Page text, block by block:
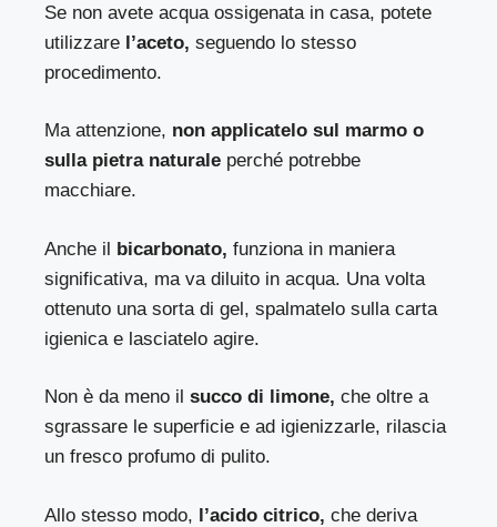
Se non avete acqua ossigenata in casa, potete
utilizzare l’aceto, seguendo lo stesso
procedimento.
Ma attenzione, non applicatelo sul marmo o
sulla pietra naturale perché potrebbe
macchiare.
Anche il bicarbonato, funziona in maniera
significativa, ma va diluito in acqua. Una volta
ottenuto una sorta di gel, spalmatelo sulla carta
igienica e lasciatelo agire.
Non è da meno ilsucco di limone, che oltre a
sgrassare le superficie e ad igienizzarle, rilascia
un fresco profumo di pulito.
Allo stesso modo, l’acido citrico, che deriva